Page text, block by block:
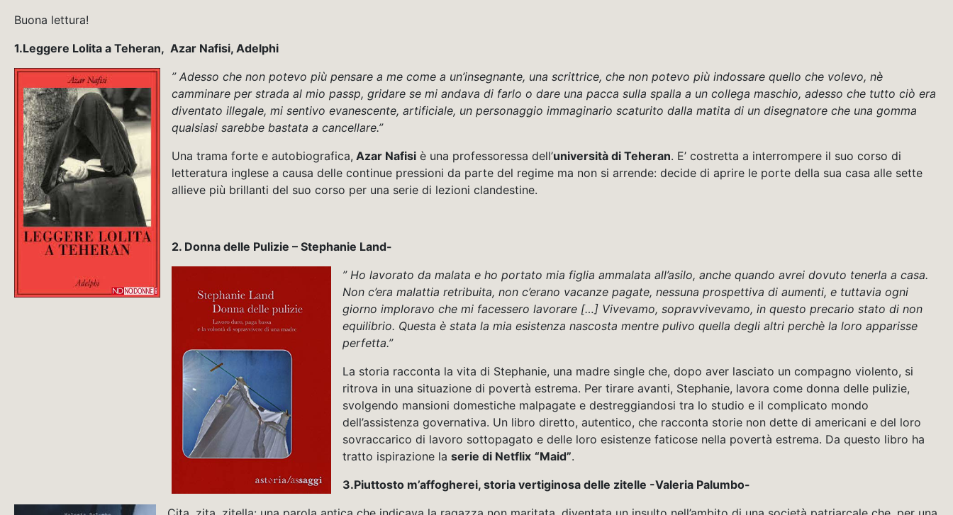
Buona lettura!
1.Leggere Lolita a Teheran, Azar Nafisi, Adelphi
” Adesso che non potevo più pensare a me come a un’insegnante, una scrittrice, che non potevo più indossare quello che volevo, nè
camminare per strada al mio passp, gridare se mi andava di farlo o dare una pacca sulla spalla a un collega maschio, adesso che tutto ciò era
diventato illegale, mi sentivo evanescente, artificiale, un personaggio immaginario scaturito dalla matita di un disegnatore che una gomma
qualsiasi sarebbe bastata a cancellare.”
Una trama forte e autobiografica, Azar Nafisi è una professoressa dell’università di Teheran. E’ costretta a interrompere il suo corso di
letteratura inglese a causa delle continue pressioni da parte del regime ma non si arrende: decide di aprire le porte della sua casa alle sette
allieve più brillanti del suo corso per una serie di lezioni clandestine.
2. Donna delle Pulizie – Stephanie Land-
” Ho lavorato da malata e ho portato mia figlia ammalata all’asilo, anche quando avrei dovuto tenerla a casa.
Non c’era malattia retribuita, non c’erano vacanze pagate, nessuna prospettiva di aumenti, e tuttavia ogni
giorno imploravo che mi facessero lavorare […] Vivevamo, sopravvivevamo, in questo precario stato di non
equilibrio. Questa è stata la mia esistenza nascosta mentre pulivo quella degli altri perchè la loro apparisse
perfetta.”
La storia racconta la vita di Stephanie, una madre single che, dopo aver lasciato un compagno violento, si
ritrova in una situazione di povertà estrema. Per tirare avanti, Stephanie, lavora come donna delle pulizie,
svolgendo mansioni domestiche malpagate e destreggiandosi tra lo studio e il complicato mondo
dell’assistenza governativa. Un libro diretto, autentico, che racconta storie non dette di americani e del loro
sovraccarico di lavoro sottopagato e delle loro esistenze faticose nella povertà estrema. Da questo libro ha
tratto ispirazione la serie di Netflix “Maid”.
3.Piuttosto m’affogherei, storia vertiginosa delle zitelle -Valeria Palumbo-